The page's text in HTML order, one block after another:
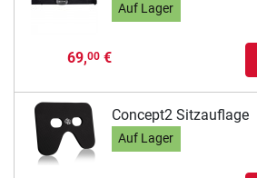
Auf Lager
69,00€
Concept2 Sitzauflage
Auf Lager